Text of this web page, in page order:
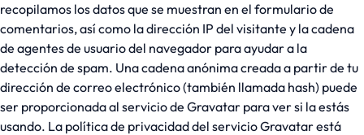
recopilamos los datos que se muestran en el formulario de
comentarios, así como la dirección IP del visitante y la cadena
de agentes de usuario del navegador para ayudar a la
detección de spam. Una cadena anónima creada a partir de tu
dirección de correo electrónico (también llamada hash) puede
ser proporcionada al servicio de Gravatar para ver si la estás
usando. La política de privacidad del servicio Gravatar está